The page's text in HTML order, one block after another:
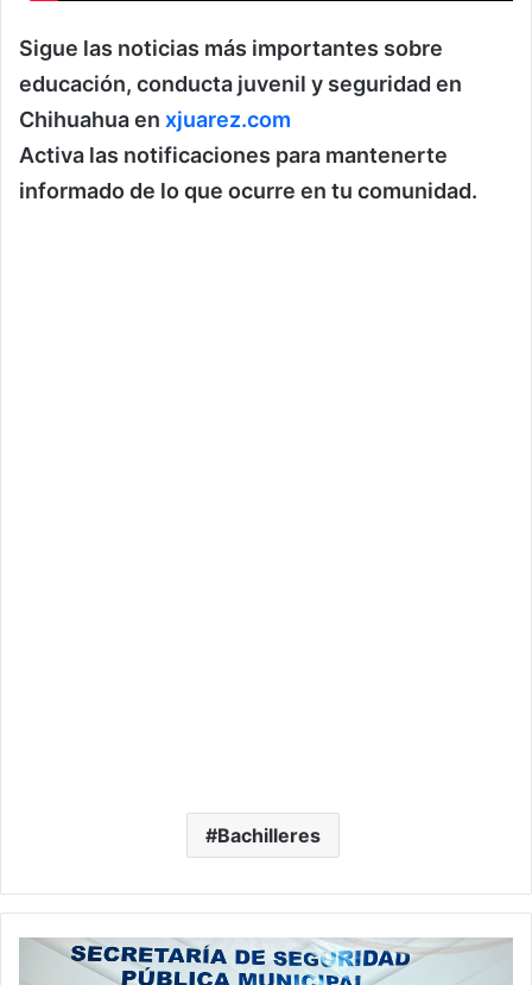
Sigue las noticias más importantes sobre
educación, conducta juvenil y seguridad en
Chihuahua en xjuarez.com
Activa las notificaciones para mantenerte
informado de lo que ocurre en tu comunidad.
Bachilleres
Exempleada